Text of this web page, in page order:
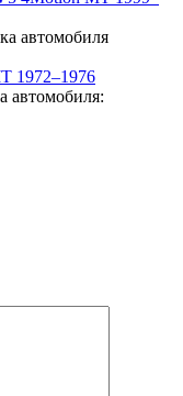
автомобиля
1972–1976
автомобиля: